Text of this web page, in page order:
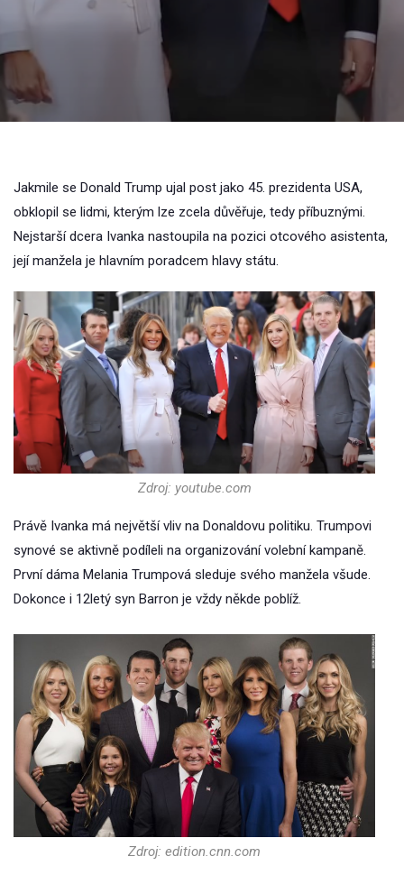
Jakmile se Donald Trump ujal post jako 45. prezidenta USA,
obklopil se lidmi, kterým lze zcela důvěřuje, tedy příbuznými.
Nejstarší dcera Ivanka nastoupila na pozici otcového asistenta,
její manžela je hlavním poradcem hlavy státu.
Zdroj: youtube.com
Právě Ivanka má největší vliv na Donaldovu politiku. Trumpovi
synové se aktivně podíleli na organizování volební kampaně.
První dáma Melania Trumpová sleduje svého manžela všude.
Dokonce i 12letý syn Barron je vždy někde poblíž.
Zdroj: edition.cnn.com